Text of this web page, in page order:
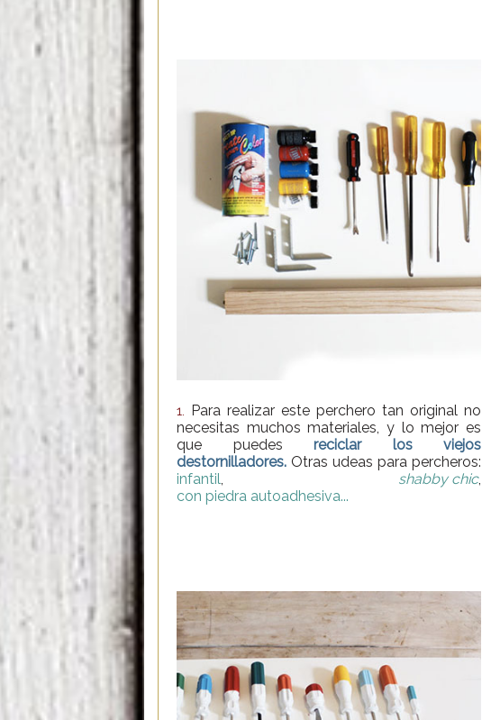
1.
Para realizar este perchero tan original no
necesitas muchos materiales, y lo mejor es
que puedes reciclar los viejos
destornilladores. Otras udeas para percheros:
infantil, shabby chic,
con piedra autoadhesiva...